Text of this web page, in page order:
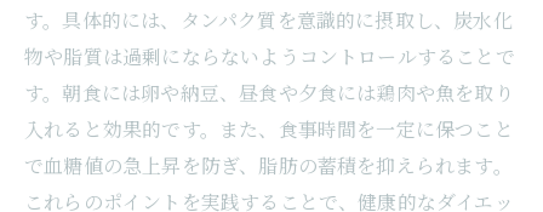
す。具体的には、タンパク質を意識的に摂取し、炭水化
物や脂質は過剰にならないようコントロールすることで
す。朝食には卵や納豆、昼食や夕食には鶏肉や魚を取り
入れると効果的です。また、食事時間を一定に保つこと
で血糖値の急上昇を防ぎ、脂肪の蓄積を抑えられます。
これらのポイントを実践することで、健康的なダイエッ